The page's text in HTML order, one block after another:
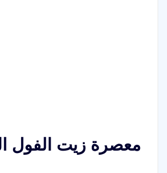
معصرة زيت الفول